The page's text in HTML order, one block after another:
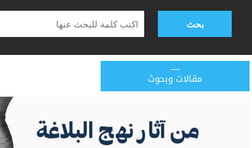
بحث
مقالات وبحوث